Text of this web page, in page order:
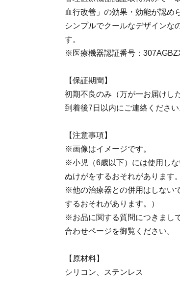
血行改善」の効果・効能が認め
シンプルでクールなデザインな
す。
※医療機器認証番号：
【保証期間】
初期不良のみ（万が一お届けし
到着後7日以内にご連絡ください
【注意事項】
※画像はイメージです。
※小児（6歳以下）には使用し
ぬけがをするおそれがあります。
※他の治療器との併用はしない
するおそれがあります。）
※お品に関する質問につきまし
合わせページを御覧ください。
【原材料】
シリコン、ステンレス